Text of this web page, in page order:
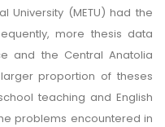
University (METU) had the
more thesis data
and the Central Anatolia
proportion of theses
teaching and English
problems encountered in